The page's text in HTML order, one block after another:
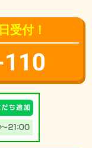
受付！